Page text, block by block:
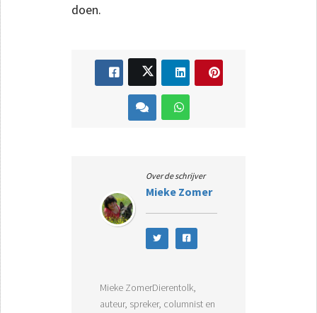
doen.
Over de schrijver
Mieke Zomer
Mieke ZomerDierentolk,
auteur, spreker, columnist en